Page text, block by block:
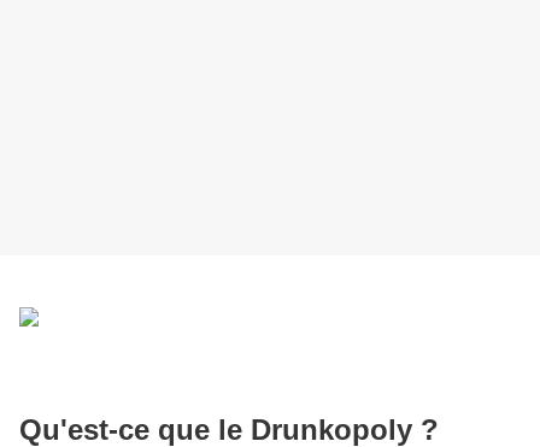
Qu'est-ce que le Drunkopoly ?